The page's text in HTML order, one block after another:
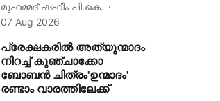
മുഹമ്മദ് ഷഹീം പി.കെ.
07 Aug 2026
പ്രേക്ഷകരിൽ അത്യുന്മാദം
നിറച്ച് കുഞ്ചാക്കോ
ബോബൻ ചിത്രം'ഉന്മാദം'
രണ്ടാം വാരത്തിലേക്ക്